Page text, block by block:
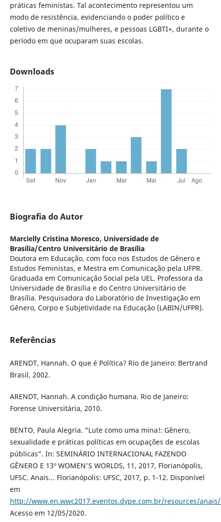
práticas feministas. Tal acontecimento representou um
modo de resistência, evidenciando o poder político e
coletivo de meninas/mulheres, e pessoas LGBTI+, durante o
período em que ocuparam suas escolas.
Downloads
Biografia do Autor
Marcielly Cristina Moresco, Universidade de
Brasília/Centro Universitário de Brasília
Doutora em Educação, com foco nos Estudos de Gênero e
Estudos Feministas, e Mestra em Comunicação pela UFPR.
Graduada em Comunicação Social pela UEL. Professora da
Universidade de Brasília e do Centro Universitário de
Brasília. Pesquisadora do Laboratório de Investigação em
Gênero, Corpo e Subjetividade na Educação (LABIN/UFPR).
Referências
ARENDT, Hannah. O que é Política? Rio de Janeiro: Bertrand
Brasil, 2002.
ARENDT, Hannah. A condição humana. Rio de Janeiro:
Forense Universitária, 2010.
BENTO, Paula Alegria. “Lute como uma mina!: Gênero,
sexualidade e práticas políticas em ocupações de escolas
públicas”. In: SEMINÁRIO INTERNACIONAL FAZENDO
GÊNERO E 13º WOMEN'S WORLDS, 11, 2017, Florianópolis,
UFSC. Anais... Florianópolis: UFSC, 2017, p. 1-12. Disponível
em
http://www.en.wwc2017.eventos.dype.com.br/resources/anais/
Acesso em 12/05/2020.